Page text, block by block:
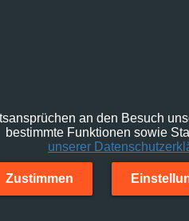
an den Besuch
bestimmte Funktionen sowie
unserer
Zustimmen